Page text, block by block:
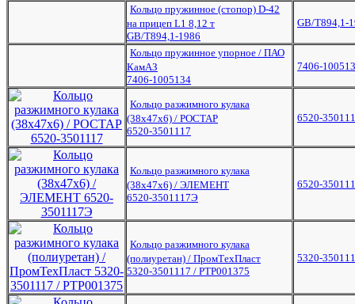
Кольцо пружинное (стопор) D-42
на прицеп L1 8,12 т
GB/T894,1-1986
GB/T894,1-
Кольцо пружинное упорное / ПАО
КамАЗ
7406-1005134
7406-
Кольцо разжимного кулака
(38х47х6) / РОСТАР
6520-3501117
6520-
Кольцо разжимного кулака
(38х47х6) / ЭЛЕМЕНТ
6520-3501117Э
6520-
Кольцо разжимного кулака
(полиуретан) / ПромТехПласт
5320-3501117 / РТР001375
5320-